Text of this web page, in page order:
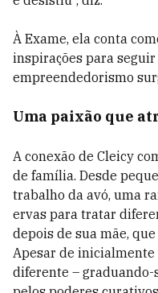
À Exame, ela conta
inspirações para
empreendedorismo
Uma paixão que
A conexão de Cleicy
de família. Desde
trabalho da avó, uma
ervas para tratar
depois de sua mãe,
Apesar de
diferente – graduando-